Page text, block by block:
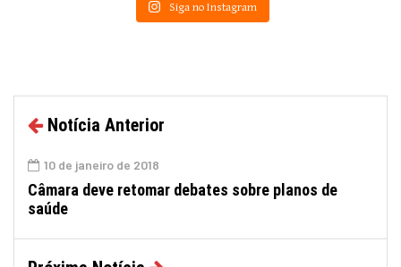
Siga no Instagram
Notícia Anterior
10 de janeiro de 2018
Câmara deve retomar debates sobre planos de
saúde